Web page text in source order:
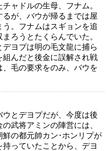
ャドルの生母、フナム。
が、バウが帰るまでは屋
。フナムはスギョンを追
ろうとたくらんでいた。
ヨプは明の毛文龍に捕ら
組んだと後金に誤解され戦
毛の要求をのみ、バウを
とデヨプだが、今度は後
武将アミンの陣営には、
の都元帥カン･ホンリプが
っていたことから、デヨ